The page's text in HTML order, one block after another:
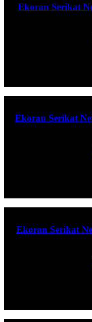
Ekoran Serikat
Ekoran Serikat
Ekoran Serikat